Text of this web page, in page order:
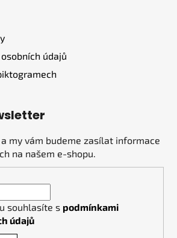
údajů
my vám budeme zasílat informace
na našem e-shopu.
souhlasíte s podmínkami
údajů